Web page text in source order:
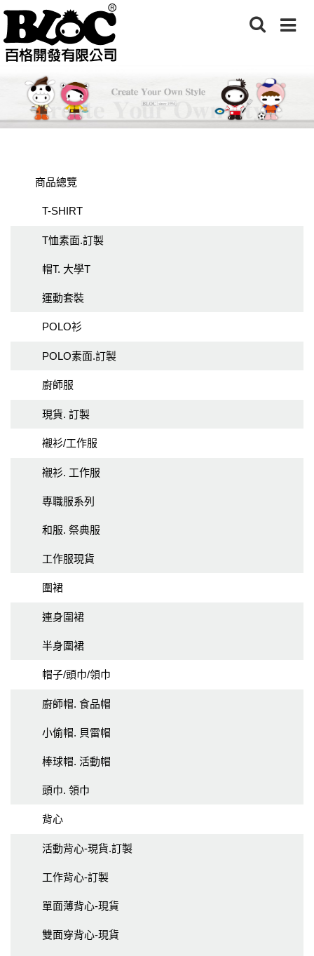
商品總覽
T-SHIRT
T恤素面.訂製
帽T. 大學T
運動套裝
POLO衫
POLO素面.訂製
廚師服
現貨. 訂製
襯衫/工作服
襯衫. 工作服
專職服系列
和服. 祭典服
工作服現貨
圍裙
連身圍裙
半身圍裙
帽子/頭巾/領巾
廚師帽. 食品帽
小偷帽. 貝雷帽
棒球帽. 活動帽
頭巾. 領巾
背心
活動背心-現貨.訂製
工作背心-訂製
單面薄背心-現貨
雙面穿背心-現貨